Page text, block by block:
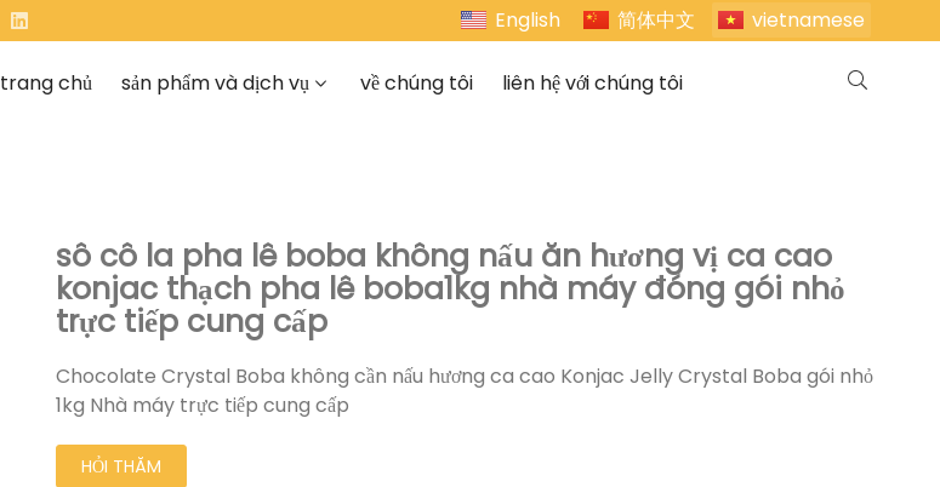
English 简体中文 vietnamese
trang chủ sản phẩm và dịch vụ về chúng tôi liên hệ với chúng tôi
sô cô la pha lê boba không nấu ăn hương vị ca cao
konjac thạch pha lê boba1kg nhà máy đóng gói nhỏ
trực tiếp cung cấp
Chocolate Crystal Boba không cần nấu hương ca cao Konjac Jelly Crystal Boba gói nhỏ
1kg Nhà máy trực tiếp cung cấp
HỎI THĂM